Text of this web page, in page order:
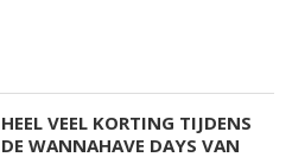
HEEL VEEL KORTING TIJDENS
DE WANNAHAVE DAYS VAN